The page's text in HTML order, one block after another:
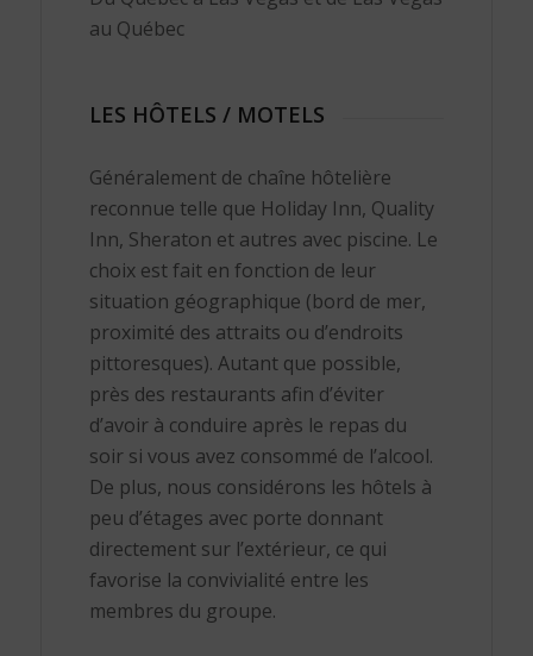
au Québec
LES HÔTELS / MOTELS
Généralement de chaîne hôtelière
reconnue telle que Holiday Inn, Quality
Inn, Sheraton et autres avec piscine. Le
choix est fait en fonction de leur
situation géographique (bord de mer,
proximité des attraits ou d’endroits
pittoresques). Autant que possible,
près des restaurants afin d’éviter
d’avoir à conduire après le repas du
soir si vous avez consommé de l’alcool.
De plus, nous considérons les hôtels à
peu d’étages avec porte donnant
directement sur l’extérieur, ce qui
favorise la convivialité entre les
membres du groupe.